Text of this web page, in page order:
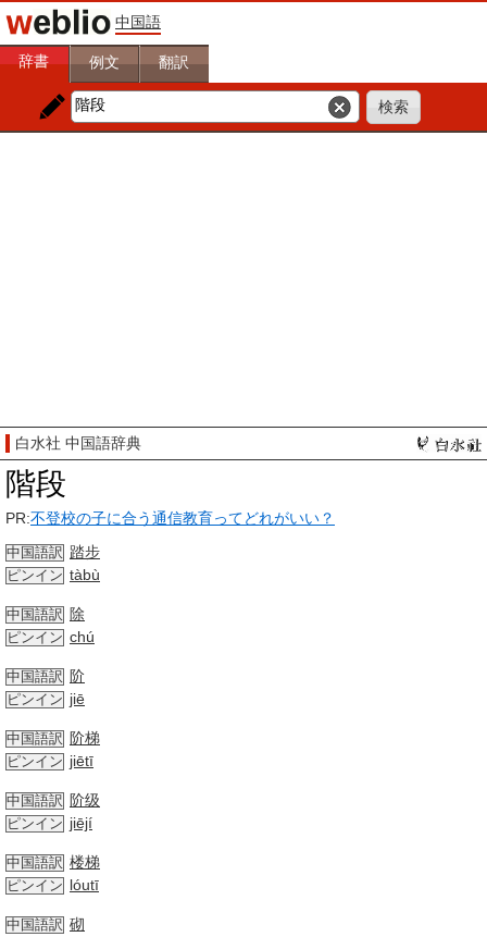
中国語
辞書 例文 翻訳
白水社 中国語辞典
階段
PR:不登校の子に合う通信教育ってどれがいい？
中国語訳 踏步
ピンイン tàbù
中国語訳 除
ピンイン chú
中国語訳 阶
ピンイン jiē
中国語訳 阶梯
ピンイン jiētī
中国語訳 阶级
ピンイン jiējí
中国語訳 楼梯
ピンイン lóutī
中国語訳 砌